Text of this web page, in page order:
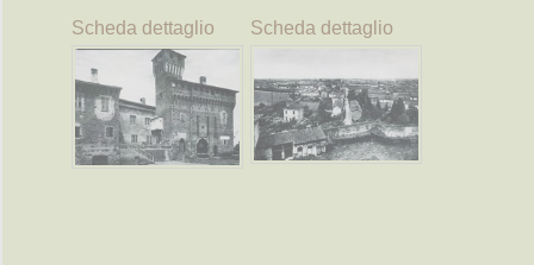
Scheda dettaglio Scheda dettaglio